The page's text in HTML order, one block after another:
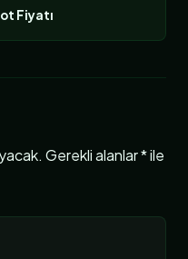
Fiyatı
Gerekli alanlar*ile